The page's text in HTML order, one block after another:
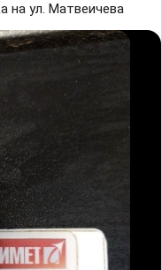
на ул. Матвеичева